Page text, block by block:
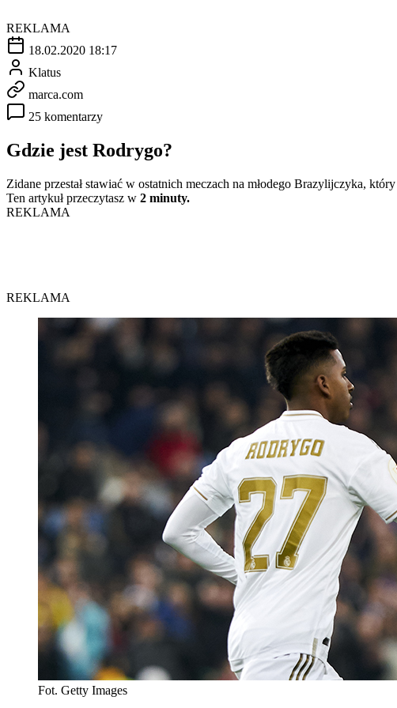
REKLAMA
18.02.2020 18:17
Klatus
marca.com
25 komentarzy
Gdzie jest Rodrygo?
Zidane przestał stawiać w ostatnich meczach na młodego Brazylijczyka,
Ten artykuł przeczytasz w 2 minuty.
REKLAMA
REKLAMA
Fot. Getty Images